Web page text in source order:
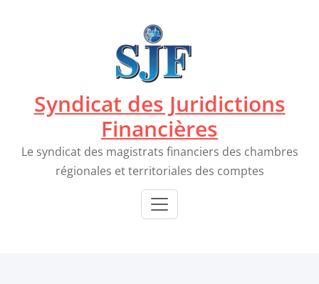
Syndicat des Juridictions
Financières
Le syndicat des magistrats financiers des chambres
régionales et territoriales des comptes